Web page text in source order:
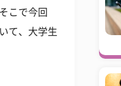
こで今回
て、大学生